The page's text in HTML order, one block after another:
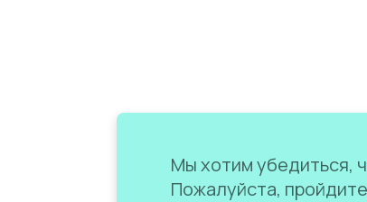
Мы хотим убедиться,
Пожалуйста,